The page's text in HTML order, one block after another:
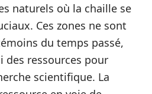
naturels où la chaille se
Ces zones ne sont
du temps passé,
des ressources pour
scientifique. La